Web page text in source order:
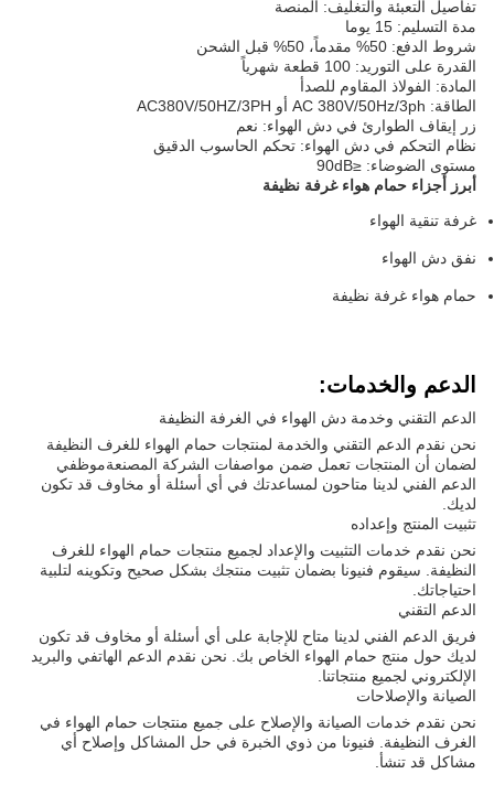
تفاصيل التعبئة والتغليف: المنصة
مدة التسليم: 15 يوما
شروط الدفع: 50% مقدماً، 50% قبل الشحن
القدرة على التوريد: 100 قطعة شهرياً
المادة: الفولاذ المقاوم للصدأ
الطاقة: AC 380V/50Hz/3ph أو AC380V/50HZ/3PH
زر إيقاف الطوارئ في دش الهواء: نعم
نظام التحكم في دش الهواء: تحكم الحاسوب الدقيق
مستوى الضوضاء: ≤90dB
أبرز أجزاء حمام هواء غرفة نظيفة
غرفة تنقية الهواء
نفق دش الهواء
حمام هواء غرفة نظيفة
الدعم والخدمات:
الدعم التقني وخدمة دش الهواء في الغرفة النظيفة
نحن نقدم الدعم التقني والخدمة لمنتجات حمام الهواء للغرف النظيفة
لضمان أن المنتجات تعمل ضمن مواصفات الشركة المصنعةموظفي
الدعم الفني لدينا متاحون لمساعدتك في أي أسئلة أو مخاوف قد تكون
لديك.
تثبيت المنتج وإعداده
نحن نقدم خدمات التثبيت والإعداد لجميع منتجات حمام الهواء للغرف
النظيفة. سيقوم فنيونا بضمان تثبيت منتجك بشكل صحيح وتكوينه لتلبية
احتياجاتك.
الدعم التقني
فريق الدعم الفني لدينا متاح للإجابة على أي أسئلة أو مخاوف قد تكون
لديك حول منتج حمام الهواء الخاص بك. نحن نقدم الدعم الهاتفي والبريد
الإلكتروني لجميع منتجاتنا.
الصيانة والإصلاحات
نحن نقدم خدمات الصيانة والإصلاح على جميع منتجات حمام الهواء في
الغرف النظيفة. فنيونا من ذوي الخبرة في حل المشاكل وإصلاح أي
مشاكل قد تنشأ.